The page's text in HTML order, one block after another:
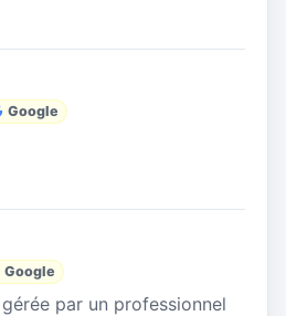
Google
Google
par un professionnel